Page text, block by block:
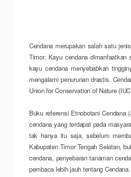
Cendana merupakan salah satu
Timor. Kayu cendana dimanfaatkan
kayu cendana menyebabkan
mengalami penurunan drastis.
Union for Conservation of Nature
Buku referensi Etnobotani Cendana (
cendana yang terdapat pada
tak hanya itu saja, sebelum
Kabupaten Timor Tengah Selatan,
cendana, penyebaran tanaman
pembaca lebih jauh tentang Cendana.